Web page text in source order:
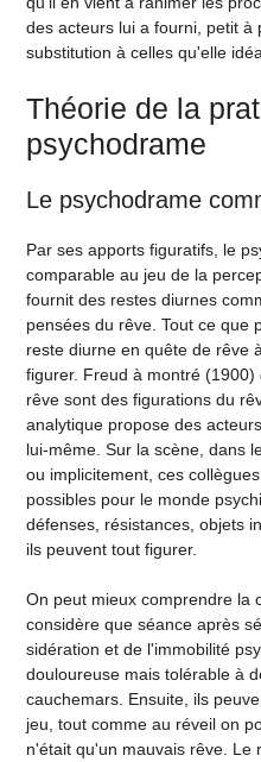
des acteurs lui a fourni, petit à
substitution à celles qu'elle
Théorie de la
psychodrame
Le psychodrame
Par ses apports figuratifs, le
comparable au jeu de la
fournit des restes diurnes
pensées du rêve. Tout ce que
reste diurne en quête de rêve
figurer. Freud à montré
rêve sont des figurations du
analytique propose des
lui-même. Sur la scène, dans
ou implicitement, ces
possibles pour le monde
défenses, résistances, objets
ils peuvent tout figurer.
On peut mieux comprendre la
considère que séance après
sidération et de l'immobilité
douloureuse mais tolérable à
cauchemars. Ensuite, ils
jeu, tout comme au réveil on
n'était qu'un mauvais rêve. Le